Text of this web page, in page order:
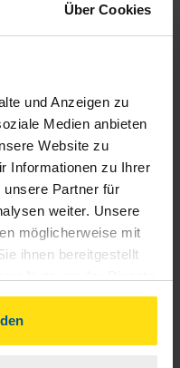
Über Cookies
und Anzeigen zu
Medien anbieten
Website zu
Informationen zu Ihrer
unsere Partner für
weiter. Unsere
möglicherweise mit
ihnen bereitgestellt
Einverstanden klicken,
gemäß
lassen